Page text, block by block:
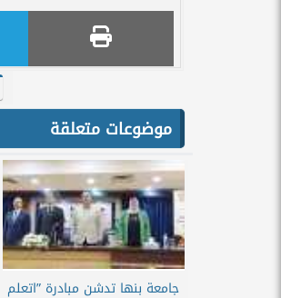
موضوعات متعلقة
جامعة بنها تدشن مبادرة ”اتعلم